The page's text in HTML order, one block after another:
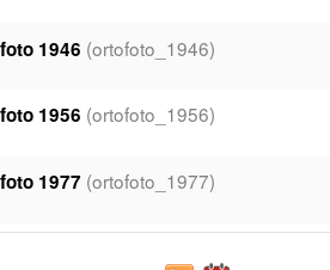
1946 (ortofoto_1946)
1956 (ortofoto_1956)
1977 (ortofoto_1977)